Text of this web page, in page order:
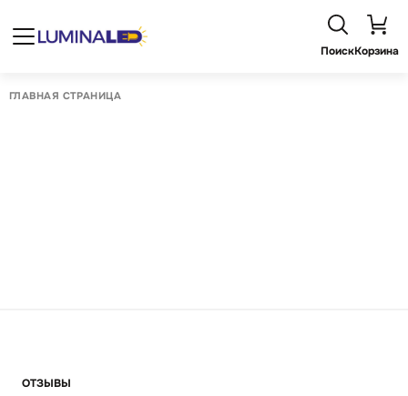
ПоискКорзина
ГЛАВНАЯ СТРАНИЦА
ОТЗЫВЫ